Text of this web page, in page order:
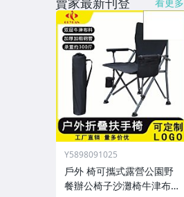
女包精品與女鞋
家電與影音視聽
Y5898091025
戶外 椅可攜式露營公園野
餐辦公椅子沙灘椅牛津布